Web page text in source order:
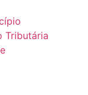
Tributária